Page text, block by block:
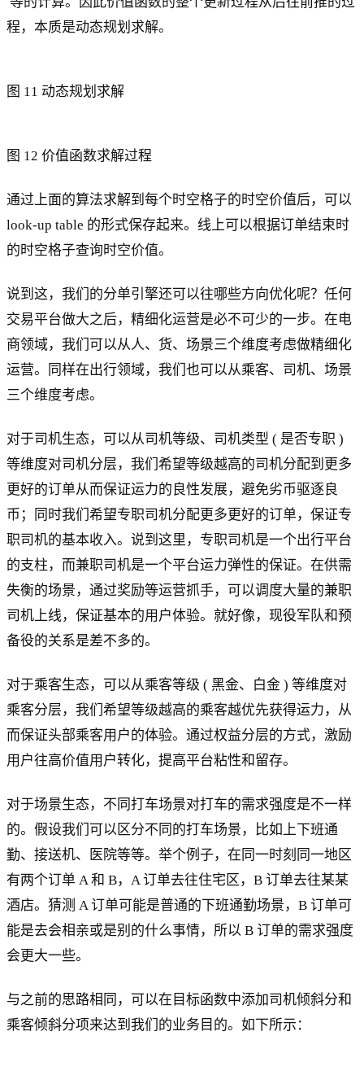
程，本质是动态规划求解。
图 11 动态规划求解
图 12 价值函数求解过程
通过上面的算法求解到每个时空格子的时空价值后，可以
look-up table 的形式保存起来。线上可以根据订单结束时
的时空格子查询时空价值。
说到这，我们的分单引擎还可以往哪些方向优化呢？任何
交易平台做大之后，精细化运营是必不可少的一步。在电
商领域，我们可以从人、货、场景三个维度考虑做精细化
运营。同样在出行领域，我们也可以从乘客、司机、场景
三个维度考虑。
对于司机生态，可以从司机等级、司机类型 ( 是否专职 )
等维度对司机分层，我们希望等级越高的司机分配到更多
更好的订单从而保证运力的良性发展，避免劣币驱逐良
币；同时我们希望专职司机分配更多更好的订单，保证专
职司机的基本收入。说到这里，专职司机是一个出行平台
的支柱，而兼职司机是一个平台运力弹性的保证。在供需
失衡的场景，通过奖励等运营抓手，可以调度大量的兼职
司机上线，保证基本的用户体验。就好像，现役军队和预
备役的关系是差不多的。
对于乘客生态，可以从乘客等级 ( 黑金、白金 ) 等维度对
乘客分层，我们希望等级越高的乘客越优先获得运力，从
而保证头部乘客用户的体验。通过权益分层的方式，激励
用户往高价值用户转化，提高平台粘性和留存。
对于场景生态，不同打车场景对打车的需求强度是不一样
的。假设我们可以区分不同的打车场景，比如上下班通
勤、接送机、医院等等。举个例子，在同一时刻同一地区
有两个订单 A 和 B，A 订单去往住宅区，B 订单去往某某
酒店。猜测 A 订单可能是普通的下班通勤场景，B 订单可
能是去会相亲或是别的什么事情，所以 B 订单的需求强度
会更大一些。
与之前的思路相同，可以在目标函数中添加司机倾斜分和
乘客倾斜分项来达到我们的业务目的。如下所示：